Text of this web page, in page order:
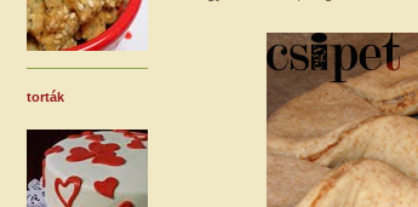
torták